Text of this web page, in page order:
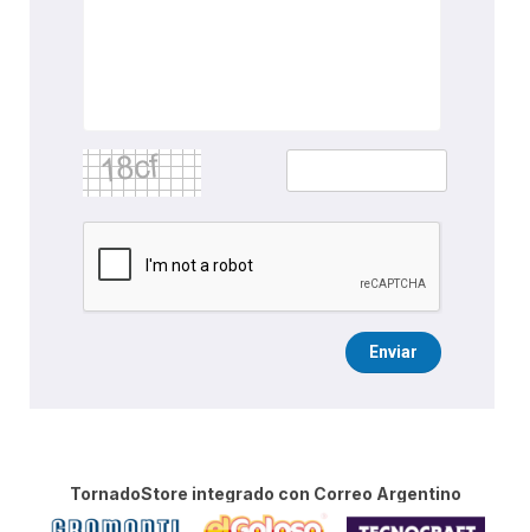
Enviar
TornadoStore integrado con Correo Argentino